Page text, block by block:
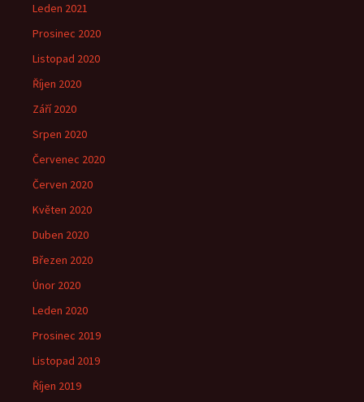
Leden 2021
Prosinec 2020
Listopad 2020
Říjen 2020
Září 2020
Srpen 2020
Červenec 2020
Červen 2020
Květen 2020
Duben 2020
Březen 2020
Únor 2020
Leden 2020
Prosinec 2019
Listopad 2019
Říjen 2019